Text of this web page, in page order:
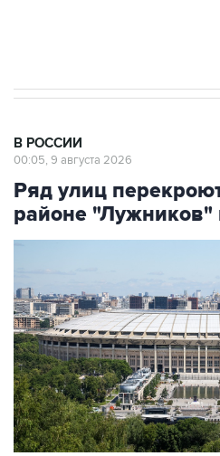
В РОССИИ
00:05, 9 августа 2026
Ряд улиц
районе "Лужников"